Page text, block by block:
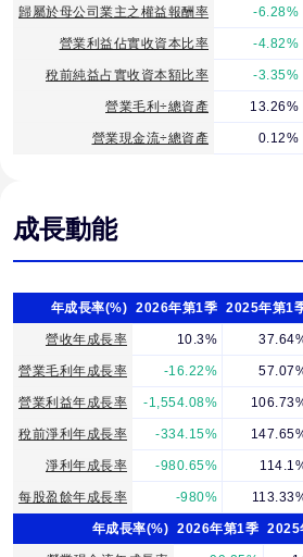
歸屬於母公司業主之權益報酬率 -6.28%
營業利益佔實收資本比率 -4.82%
稅前純益占實收資本額比率 -3.35%
營業毛利÷總資產 13.26%
營業現金流÷總資產 0.12%
成長動能
年成長率(%) 2026年第1季 2025年第1
營收年成長率 10.3%
營業毛利年成長率 -16.22%
營業利益年成長率 -1,554.08%
稅前淨利年成長率 -334.15%
淨利年成長率 -980.65%
每股盈餘年成長率 -980%
年成長率(%) 2026年第1季 2025